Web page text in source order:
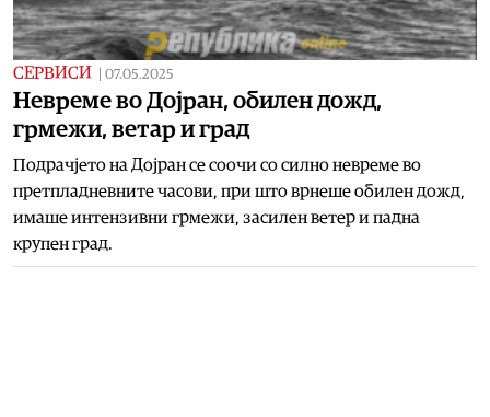
СЕРВИСИ 07.05.2025
Невреме во Дојран, обилен дожд,
грмежи, ветар и град
Подрачјето на Дојран се соочи со силно невреме во
претпладневните часови, при што врнеше обилен дожд,
имаше интензивни грмежи, засилен ветер и падна
крупен град.